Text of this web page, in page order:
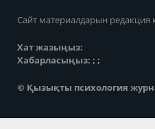
Сайт материалдарын редакция
Хат жазыңыз:
Хабарласыңыз: ; ;
© Қызықты психология